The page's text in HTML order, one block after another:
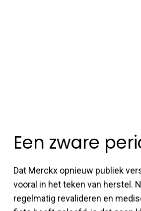
Een zware
Dat Merckx opnieuw publiek
vooral in het teken van herstel.
regelmatig revalideren en